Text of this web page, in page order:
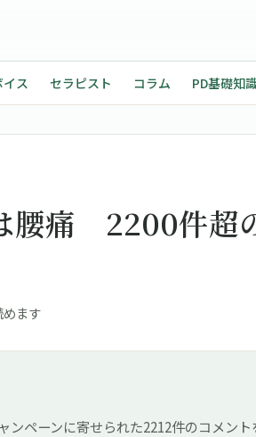
イス セラピスト コラム PD基礎知
腰痛 2200件超
ます
ペーンに寄せられた2212件のコメン